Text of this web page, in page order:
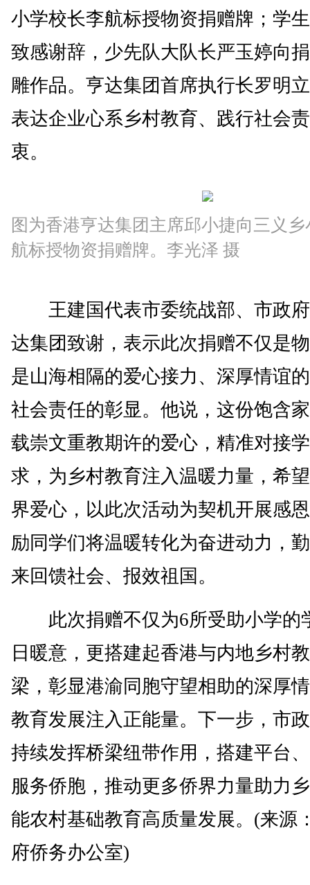
小学校长李航标授物资捐赠牌；学
致感谢辞，少先队大队长严玉婷向
雕作品。亨达集团首席执行长罗明
表达企业心系乡村教育、践行社会
衷。
图为香港亨达集团主席邱小捷向三义
航标授物资捐赠牌。李光泽 摄
王建国代表市委统战部、市政府
达集团致谢，表示此次捐赠不仅是
是山海相隔的爱心接力、深厚情谊
社会责任的彰显。他说，这份饱含
载崇文重教期许的爱心，精准对接
求，为乡村教育注入温暖力量，希
界爱心，以此次活动为契机开展感
励同学们将温暖转化为奋进动力，
来回馈社会、报效祖国。
此次捐赠不仅为6所受助小学的
日暖意，更搭建起香港与内地乡村
梁，彰显港渝同胞守望相助的深厚
教育发展注入正能量。下一步，市
持续发挥桥梁纽带作用，搭建平台
服务侨胞，推动更多侨界力量助力
能农村基础教育高质量发展。(来源
府侨务办公室)